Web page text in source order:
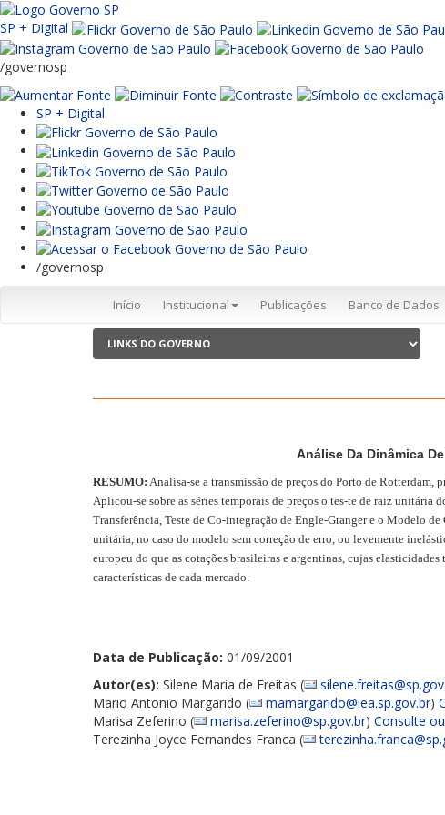
SP + Digital
/governosp
SP + Digital
/governosp
Início Institucional Publicações Banco de Dados
Análise Da Dinâmica
RESUMO: Analisa-se a transmissão de preços do Porto de
Aplicou-se sobre as séries temporais de preços o tes-te de raiz
Transferência, Teste de Co-integração de Engle-Granger e o Modelo
unitária, no caso do modelo sem correção de erro, ou levemente
europeu do que as cotações brasileiras e argentinas, cujas
características de cada mercado.
Data de Publicação: 01/09/2001
Autor(es): Silene Maria de Freitas (
Mario Antonio Margarido (
mamargarido@iea.sp.gov.br)
Marisa Zeferino (
marisa.zeferino@sp.gov.br) Consulte
Terezinha Joyce Fernandes Franca (